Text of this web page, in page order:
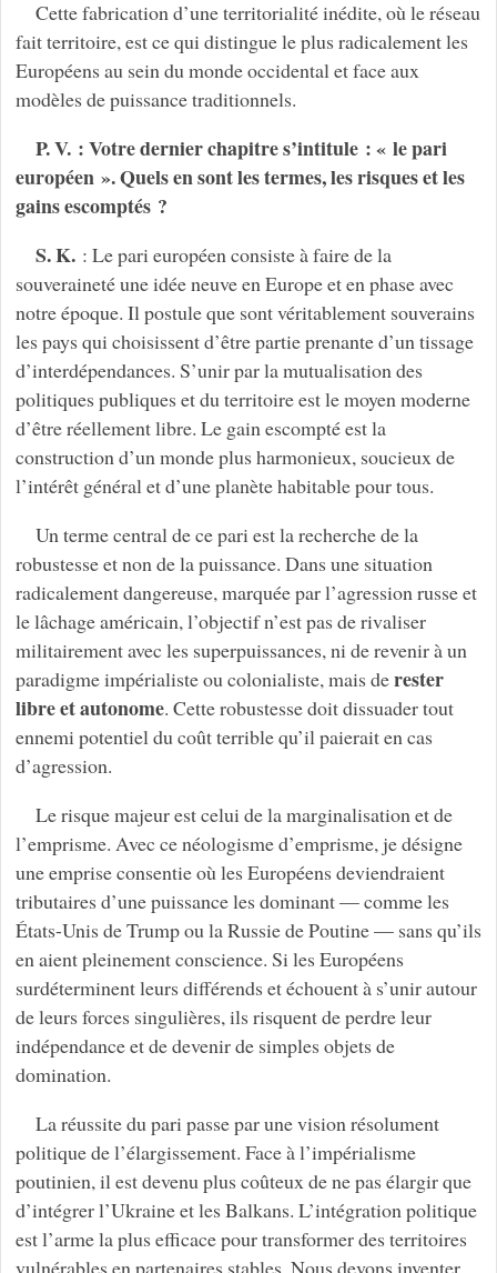
Cette fabrication d’une territorialité inédite, où le réseau
fait territoire, est ce qui distingue le plus radicalement les
Européens au sein du monde occidental et face aux
modèles de puissance traditionnels.
P. V. : Votre dernier chapitre s’intitule : « le pari
européen ». Quels en sont les termes, les risques et les
gains escomptés ?
S. K.: Le pari européen consiste à faire de la
souveraineté une idée neuve en Europe et en phase avec
notre époque. Il postule que sont véritablement souverains
les pays qui choisissent d’être partie prenante d’un tissage
d’interdépendances. S’unir par la mutualisation des
politiques publiques et du territoire est le moyen moderne
d’être réellement libre. Le gain escompté est la
construction d’un monde plus harmonieux, soucieux de
l’intérêt général et d’une planète habitable pour tous.
Un terme central de ce pari est la recherche de la
robustesse et non de la puissance. Dans une situation
radicalement dangereuse, marquée par l’agression russe et
le lâchage américain, l’objectif n’est pas de rivaliser
militairement avec les superpuissances, ni de revenir à un
paradigme impérialiste ou colonialiste, mais derester
libre et autonome. Cette robustesse doit dissuader tout
ennemi potentiel du coût terrible qu’il paierait en cas
d’agression.
Le risque majeur est celui de la marginalisation et de
l’emprisme. Avec ce néologisme d’emprisme, je désigne
une emprise consentie où les Européens deviendraient
tributaires d’une puissance les dominant — comme les
États-Unis de Trump ou la Russie de Poutine — sans qu’ils
en aient pleinement conscience. Si les Européens
surdéterminent leurs différends et échouent à s’unir autour
de leurs forces singulières, ils risquent de perdre leur
indépendance et de devenir de simples objets de
domination.
La réussite du pari passe par une vision résolument
politique de l’élargissement. Face à l’impérialisme
poutinien, il est devenu plus coûteux de ne pas élargir que
d’intégrer l’Ukraine et les Balkans. L’intégration politique
est l’arme la plus efficace pour transformer des territoires
vulnérables en partenaires stables. Nous devons inventer